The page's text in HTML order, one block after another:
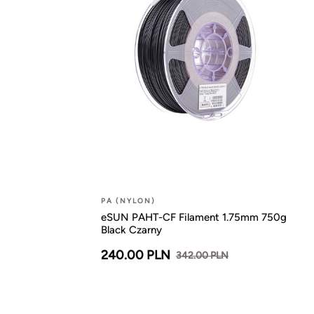
PA (NYLON)
eSUN PAHT-CF Filament 1.75mm 750g
Black Czarny
240.00 PLN 342.00 PLN